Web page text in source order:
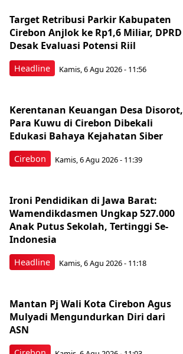
Headline
Target Retribusi Parkir Kabupaten
Cirebon Anjlok ke Rp1,6 Miliar, DPRD
Desak Evaluasi Potensi Riil
Kamis, 6 Agu 2026 - 11:56
Cirebon
Kerentanan Keuangan Desa Disorot,
Para Kuwu di Cirebon Dibekali
Edukasi Bahaya Kejahatan Siber
Kamis, 6 Agu 2026 - 11:39
Headline
Ironi Pendidikan di Jawa Barat:
Wamendikdasmen Ungkap 527.000
Anak Putus Sekolah, Tertinggi Se-
Indonesia
Kamis, 6 Agu 2026 - 11:18
Mantan Pj Wali Kota Cirebon Agus
Mulyadi Mengundurkan Diri dari
ASN